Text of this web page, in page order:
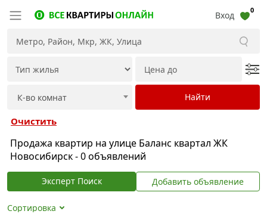
Вход 0
Очистить
Продажа квартир на улице Баланс квартал ЖК
Новосибирск - 0 объявлений
Эксперт Поиск Добавить объявление
Сортировка